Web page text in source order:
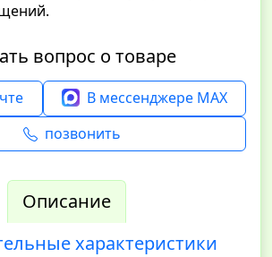
вопрос о товаре
В мессенджере MAX
позвонить
Описание
характеристики